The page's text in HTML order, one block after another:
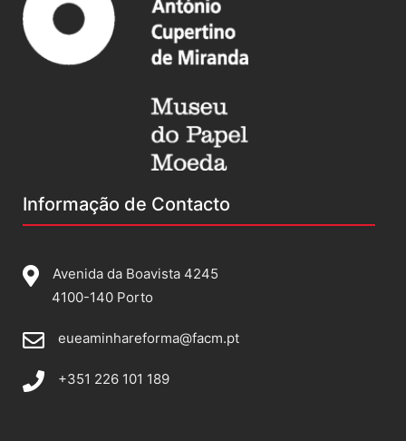
Informação de Contacto
Avenida da Boavista 4245
4100-140 Porto
eueaminhareforma@facm.pt
+351 226 101 189